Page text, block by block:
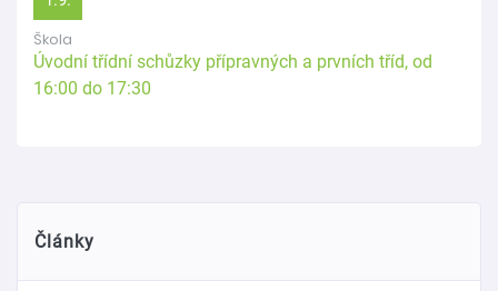
Škola
Úvodní třídní schůzky přípravných a prvních tříd, od
16:00 do 17:30
Články